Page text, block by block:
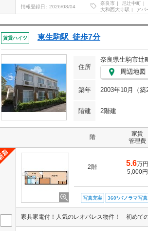
情報登録日 2026/08/04
奈良市 尼辻中町
大和西大寺駅
アパ
賃貸ハイツ 東生駒駅 徒歩7分
住所
奈良県生駒市辻
周辺地図
築年 2003年10月（築
階建 2階建
階
家賃
管理費
2階 5.6万円
5,000円
写真充実 360°パノラマ写真